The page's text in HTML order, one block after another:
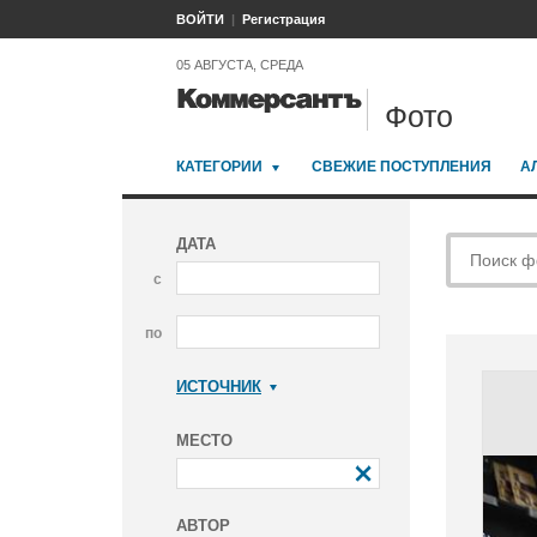
ВОЙТИ Регистрация
05 АВГУСТА, СРЕДА
Фото
КАТЕГОРИИ СВЕЖИЕ ПОСТУПЛЕНИЯ
ДАТА
с
по
ИСТОЧНИК
МЕСТО
АВТОР